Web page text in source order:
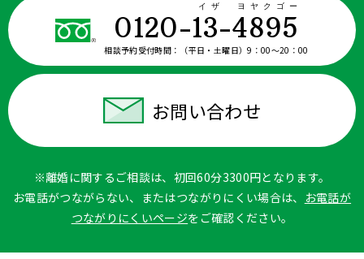
0120-13-4895
イザ ヨヤクゴー
相談予約受付時間： （平日・土曜日）9：00〜20：00
お問い合わせ
※離婚に関するご相談は、初回60分3300円となります。
お電話がつながらない、またはつながりにくい場合は、 お電話が
つながりにくいページをご確認ください。